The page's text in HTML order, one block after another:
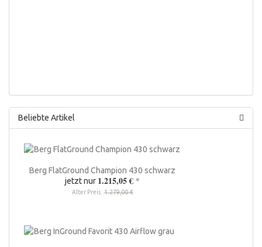
Beliebte Artikel
Berg FlatGround Champion 430 schwarz
jetzt nur 1.215,05 € *
Alter Preis:1.279,00 €